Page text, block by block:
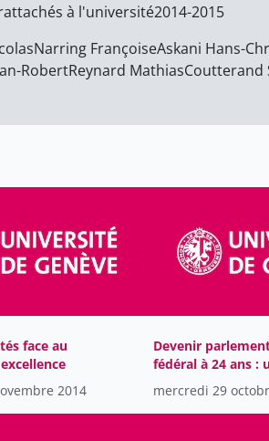
à l'université2014-2015
Narring FrançoiseAskani Hans-
RobertReynard MathiasCoutterand
face au
2014
Devenir
fédéral à 24 ans :
chance ?
mercredi 29